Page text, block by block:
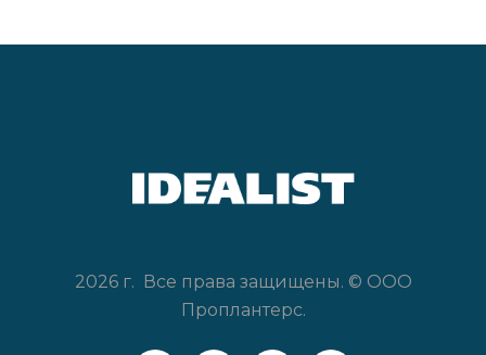
2026 г. Все права защищены. © ООО
Проплантерс.